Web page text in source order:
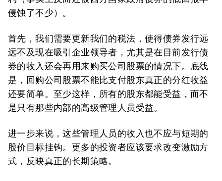
侵蚀了不少）。
首先，我们需要更新我们的税法，使得债券发行远
远不及现在吸引企业领导者，尤其是在目前发行债
券的收入还会再用来购买公司股票的情况下。底线
是，回购公司股票不能比支付股东真正的分红收益
还要简单。至少这样，所有的股东都能受益，而不
是只有那些内部的高级管理人员受益。
进一步来说，这些管理人员的收入也不应与短期的
股价目标挂钩。更多的投资者应该要求改变激励方
式，反映真正的长期策略。